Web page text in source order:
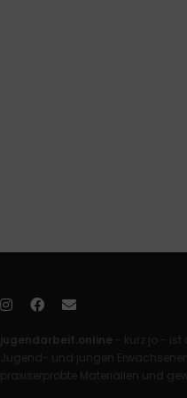
jugendarbeit.online - kurz jo - ist
Jugend- und jungen
praxiserprobte Materialien und